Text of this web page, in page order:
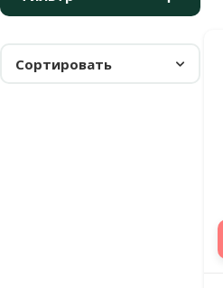
Сортировать